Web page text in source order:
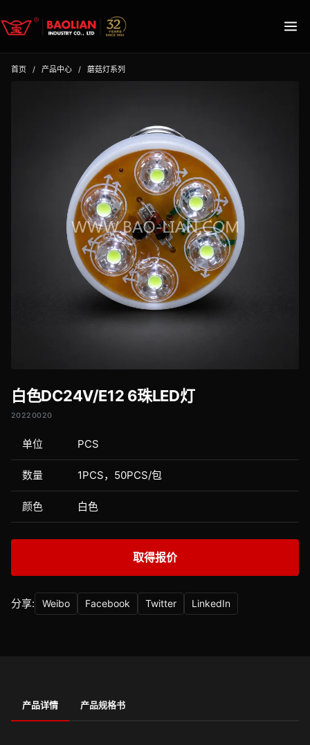
首页 / 产品中心 / 蘑菇灯系列
白色DC24V/E12 6珠LED灯
20220020
单位 PCS
数量 1PCS，50PCS/包
颜色 白色
取得报价
分享: Weibo Facebook Twitter LinkedIn
产品详情 产品规格书